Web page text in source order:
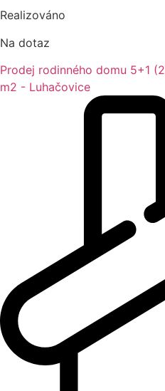
Realizováno
Na dotaz
Prodej rodinného domu 5+1
m2 - Luhačovice